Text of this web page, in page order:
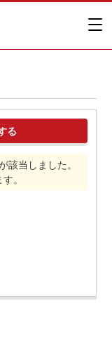
る
該当しました。
。